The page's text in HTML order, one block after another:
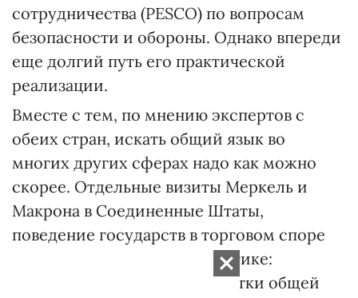
сотрудничества (PESCO) по вопросам
безопасности и обороны. Однако впереди
еще долгий путь его практической
реализации.
Вместе с тем, по мнению экспертов с
обеих стран, искать общий язык во
многих других сферах надо как можно
скорее. Отдельные визиты Меркель и
Макрона в Соединенные Штаты,
поведение государств в торговом споре
уже подвергли жесткой критике:
начинать надо было с наработки общей